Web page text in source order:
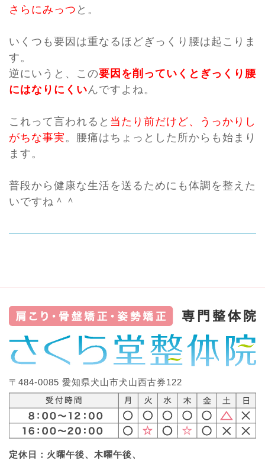
さらにみっつ と。
いくつも要因は重なるほどぎっくり腰は起こりま
す。
逆にいうと、この要因を削っていくとぎっくり腰
にはなりにくいんですよね。
これって言われると 当たり前だけど、うっかりし
がちな事実 。腰痛はちょっとした所からも始まり
ます。
普段から健康な生活を送るためにも体調を整えた
いですね＾＾
〒484-0085 愛知県犬山市犬山西古券122
定休日：火曜午後、木曜午後、